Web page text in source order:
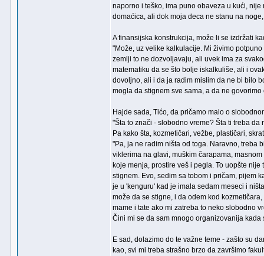
naporno i teško, ima puno obaveza u kući,
domaćica, ali dok moja deca ne stanu na
A finansijska konstrukcija, može li se izdržati
"Može, uz velike kalkulacije. Mi živimo
zemlji to ne dozvoljavaju, ali uvek ima za
matematiku da se što bolje iskalkuliše, ali i
dovoljno, ali i da ja radim mislim da ne bi bilo
mogla da stignem sve sama, a da ne govorimo
Hajde sada, Tićo, da pričamo malo o
"Šta to znači - slobodno vreme? Šta ti treba
Pa kako šta, kozmetičari, vežbe, plastičari,
"Pa, ja ne radim ništa od toga. Naravno, treba
viklerima na glavi, muškim čarapama,
koje menja, prostire veš i pegla. To uopšte
stignem. Evo, sedim sa tobom i pričam, pijem
je u 'kenguru' kad je imala sedam meseci i
može da se stigne, i da odem kod
mame i tate ako mi zatreba to neko slobodno
Čini mi se da sam mnogo organizovanija kada
E sad, dolazimo do te važne teme - zašto su
kao, svi mi treba strašno brzo da završimo